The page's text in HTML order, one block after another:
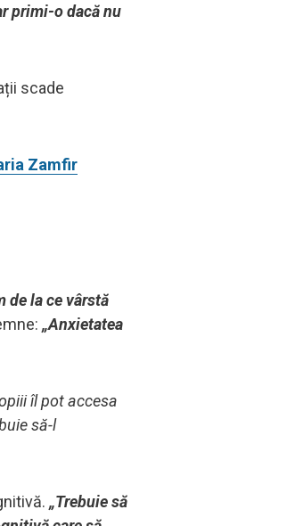
primi-o dacă nu
scade
Zamfir
de la ce vârstă
„Anxietatea
îl pot accesa
să-l
„Trebuie să